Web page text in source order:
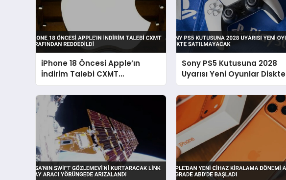
iPhone 18 Öncesi Apple’ın
İndirim Talebi CXMT
Tarafından Reddedildi
Sony PS5 Kutusuna 2028
Uyarısı Yeni Oyunlar Diskte
Satılmayacak